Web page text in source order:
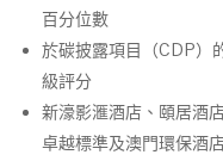
百分位數
於碳披露項目（CDP）
級評分
新濠影滙酒店、頤居酒
卓越標準及澳門環保酒